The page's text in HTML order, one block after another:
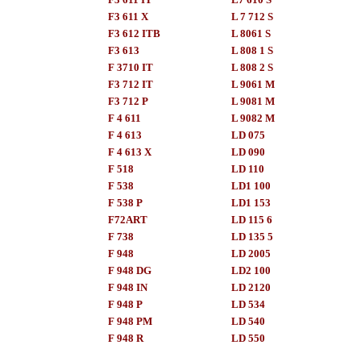
F3 611 X
F3 612 ITB
F3 613
F 3710 IT
F3 712 IT
F3 712 P
F 4 611
F 4 613
F 4 613 X
F 518
F 538
F 538 P
F72ART
F 738
F 948
F 948 DG
F 948 IN
F 948 P
F 948 PM
F 948 R
L 7 712 S
L 8061 S
L 808 1 S
L 808 2 S
L 9061 M
L 9081 M
L 9082 M
LD 075
LD 090
LD 110
LD1 100
LD1 153
LD 115 6
LD 135 5
LD 2005
LD2 100
LD 2120
LD 534
LD 540
LD 550